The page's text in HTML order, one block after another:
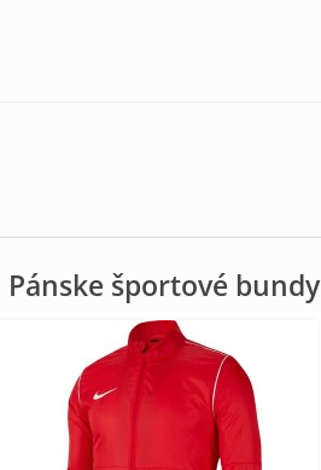
Pánske športové bundy